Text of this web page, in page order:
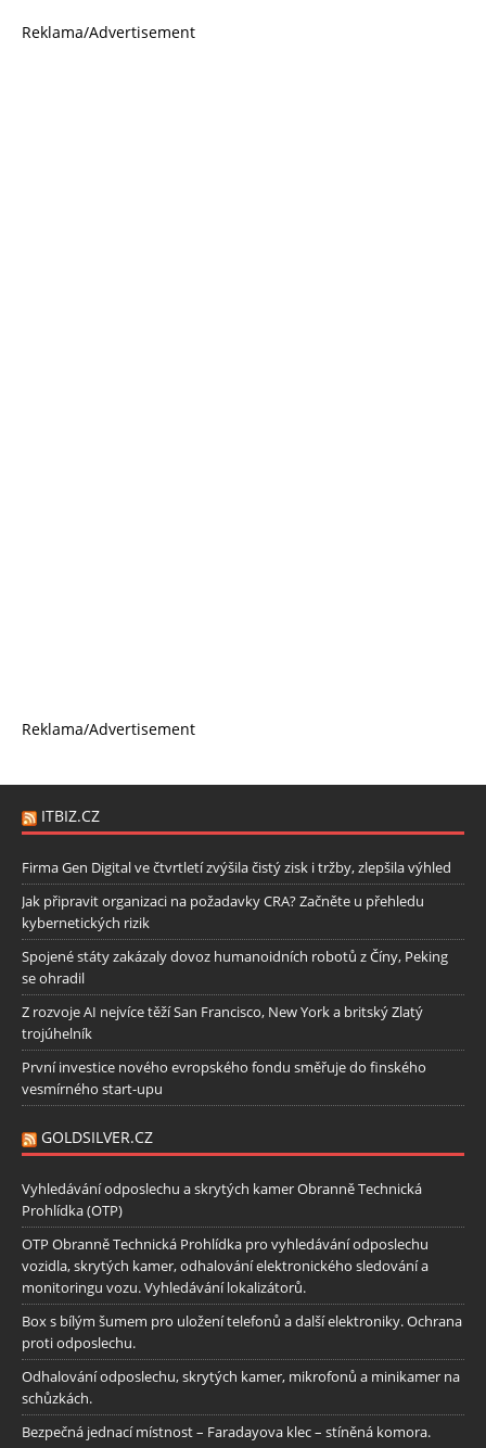
Reklama/Advertisement
Reklama/Advertisement
ITBIZ.CZ
Firma Gen Digital ve čtvrtletí zvýšila čistý zisk i tržby, zlepšila výhled
Jak připravit organizaci na požadavky CRA? Začněte u přehledu
kybernetických rizik
Spojené státy zakázaly dovoz humanoidních robotů z Číny, Peking
se ohradil
Z rozvoje AI nejvíce těží San Francisco, New York a britský Zlatý
trojúhelník
První investice nového evropského fondu směřuje do finského
vesmírného start-upu
GOLDSILVER.CZ
Vyhledávání odposlechu a skrytých kamer Obranně Technická
Prohlídka (OTP)
OTP Obranně Technická Prohlídka pro vyhledávání odposlechu
vozidla, skrytých kamer, odhalování elektronického sledování a
monitoringu vozu. Vyhledávání lokalizátorů.
Box s bílým šumem pro uložení telefonů a další elektroniky. Ochrana
proti odposlechu.
Odhalování odposlechu, skrytých kamer, mikrofonů a minikamer na
schůzkách.
Bezpečná jednací místnost – Faradayova klec – stíněná komora.